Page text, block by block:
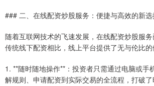
### 二、在线配资炒股服务：便捷与高效的新
随着互联网技术的飞速发展，在线配资炒股服
传统线下配资相比，线上平台提供了无与伦比的
1. **随时随地操作**：投资者只需通过电脑或手
解规则、申请配资到实际交易的全流程，打破了